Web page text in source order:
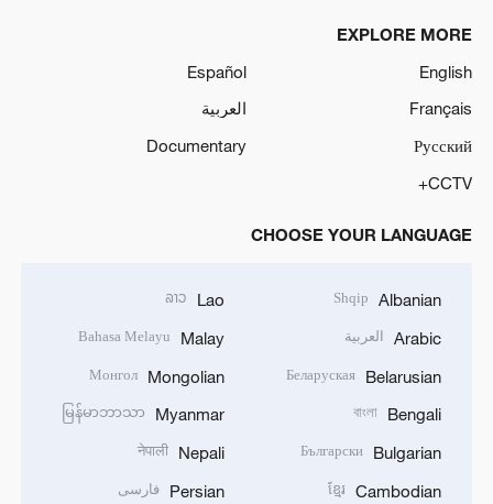
EXPLORE MORE
English
Español
Français
العربية
Русский
Documentary
CCTV+
CHOOSE YOUR LANGUAGE
Albanian
Shqip
Arabic العربية
Belarusian
Беларуская
Bengali
বাংলা
Bulgarian
Български
Cambodian
ខ្មែរ
Lao
ລາວ
Malay
Bahasa Melayu
Mongolian
Монгол
Myanmar
မြန်မာဘာသာ
Nepali
नेपाली
Persian فارسی